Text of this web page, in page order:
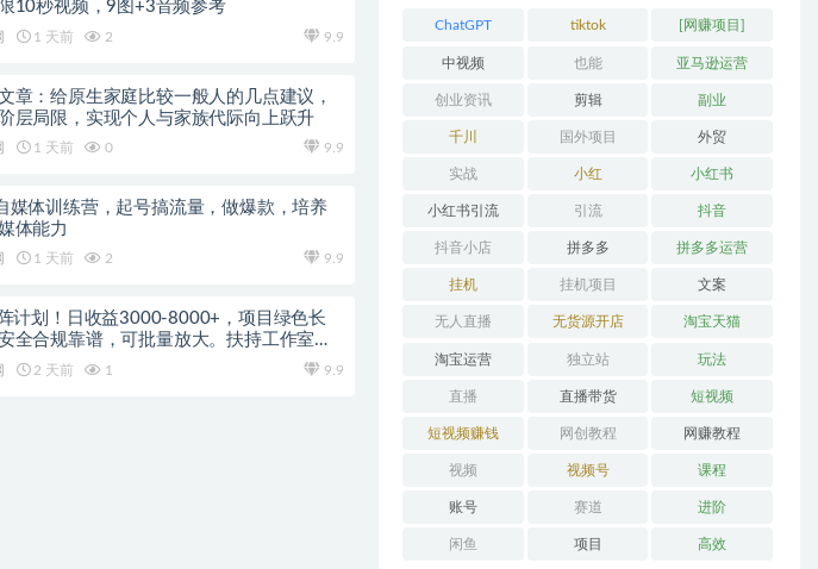
10秒视频，9图+3音频参考
1 天前 2 9.9
章：给原生家庭比较一般人的几点建议，
层局限，实现个人与家族代际向上跃升
1 天前 0 9.9
媒体训练营，起号搞流量，做爆款，培养
体能力
1 天前 2 9.9
计划！日收益3000-8000+，项目绿色长
全合规靠谱，可批量放大。扶持工作室和
2 天前 1 9.9
ChatGPT tiktok [网赚项目]
中视频 也能 亚马逊运营
创业资讯 剪辑 副业
千川 国外项目 外贸
实战 小红 小红书
小红书引流 引流 抖音
抖音小店 拼多多 拼多多运营
挂机 挂机项目 文案
无人直播 无货源开店 淘宝天猫
淘宝运营 独立站 玩法
直播 直播带货 短视频
短视频赚钱 网创教程 网赚教程
视频 视频号 课程
账号 赛道 进阶
闲鱼 项目 高效